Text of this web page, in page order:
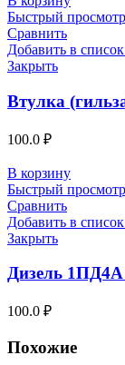
Быстрый просмотр
Сравнить
Добавить в
Закрыть
Втулка
100.0 ₽
В корзину
Быстрый просмотр
Сравнить
Добавить в
Закрыть
Дизель 1ПД4А
100.0 ₽
Похожие